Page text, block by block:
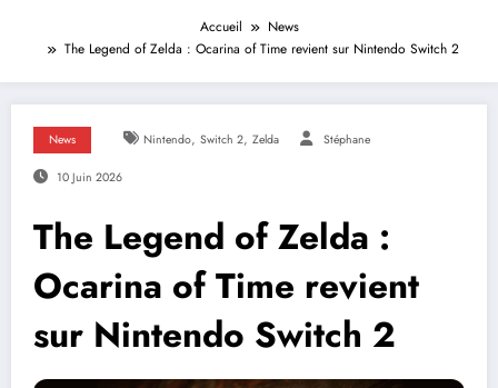
Accueil
News
The Legend of Zelda : Ocarina of Time revient sur Nintendo Switch 2
News Nintendo, Switch 2, Zelda Stéphane
10 Juin 2026
The Legend of Zelda :
Ocarina of Time revient
sur Nintendo Switch 2